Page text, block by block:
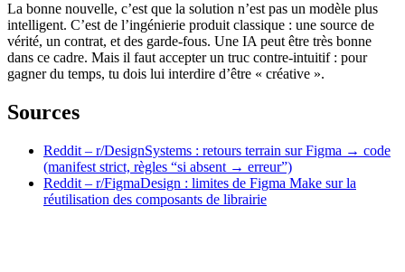
La bonne nouvelle, c’est que la solution n’est pas un modèle plus
intelligent. C’est de l’ingénierie produit classique : une source de
vérité, un contrat, et des garde-fous. Une IA peut être très bonne
dans ce cadre. Mais il faut accepter un truc contre-intuitif : pour
gagner du temps, tu dois lui interdire d’être « créative ».
Sources
Reddit – r/DesignSystems : retours terrain sur Figma → code
(manifest strict, règles “si absent → erreur”)
Reddit – r/FigmaDesign : limites de Figma Make sur la
réutilisation des composants de librairie